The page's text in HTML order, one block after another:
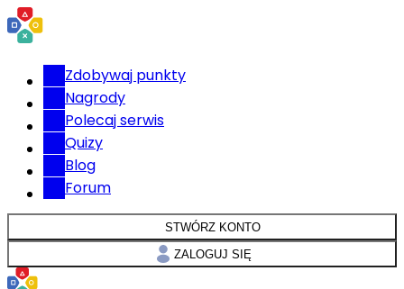
Zdobywaj punkty
Nagrody
Polecaj serwis
Quizy
Blog
Forum
STWÓRZ KONTO
ZALOGUJ SIĘ